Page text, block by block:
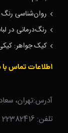
روان‌شناسی
رنگ‌درمانی در
کیک جواهر: کیکی خاص
اطلاعات تماس
آدرس:تهران،
تلفن: 22382416